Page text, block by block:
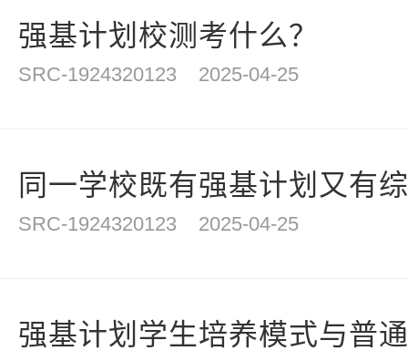
强基计划校测考什么？
SRC-1924320123 2025-04-25
同一学校既有强基计划又有
SRC-1924320123 2025-04-25
强基计划学生培养模式与普